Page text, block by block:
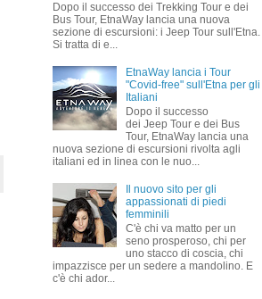
Dopo il successo dei Trekking Tour e dei
Bus Tour, EtnaWay lancia una nuova
sezione di escursioni: i Jeep Tour sull'Etna.
Si tratta di e...
EtnaWay lancia i Tour
"Covid-free" sull'Etna per gli
Italiani
Dopo il successo
dei Jeep Tour e dei Bus
Tour, EtnaWay lancia una
nuova sezione di escursioni rivolta agli
italiani ed in linea con le nuo...
Il nuovo sito per gli
appassionati di piedi
femminili
C'è chi va matto per un
seno prosperoso, chi per
uno stacco di coscia, chi
impazzisce per un sedere a mandolino. E
c'è chi ador...